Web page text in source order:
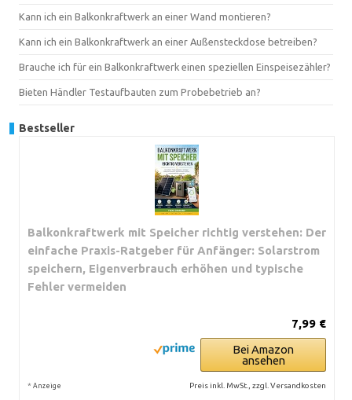
Kann ich ein Balkonkraftwerk an einer Wand montieren?
Kann ich ein Balkonkraftwerk an einer Außensteckdose betreiben?
Brauche ich für ein Balkonkraftwerk einen speziellen Einspeisezähler?
Bieten Händler Testaufbauten zum Probebetrieb an?
Bestseller
Balkonkraftwerk mit Speicher richtig verstehen: Der
einfache Praxis-Ratgeber für Anfänger: Solarstrom
speichern, Eigenverbrauch erhöhen und typische
Fehler vermeiden
7,99 €
Bei Amazon
ansehen
* Anzeige Preis inkl. MwSt., zzgl. Versandkosten